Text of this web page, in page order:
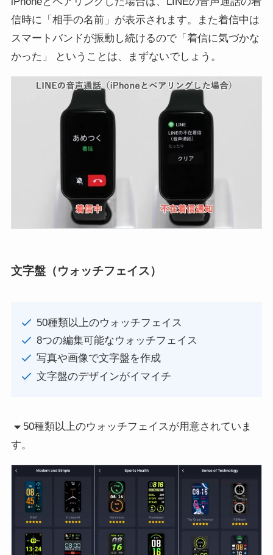
信時に「相手の名前」が表示されます。また着信中は
スマートバンドが振動し続けるので「着信に気づかな
かった」 ということは、まずないでしょう。
文字盤（ウォッチフェイス）
50種類以上のウォッチフェイス
8つの編集可能なウォッチフェイス
写真や画像で文字盤を作成
文字盤のデザインがイマイチ
50種類以上のウォッチフェイスが用意されていま
す。